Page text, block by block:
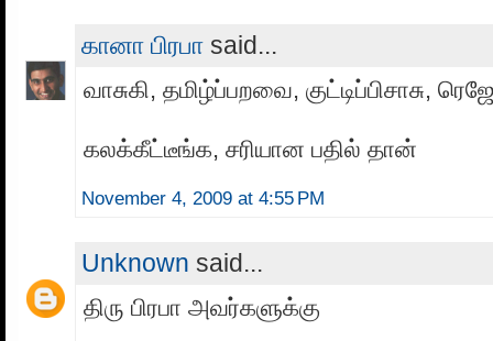
கானா பிரபா said...
வாசுகி, தமிழ்ப்பறவை, குட்டிப்பிசாசு,
கலக்கீட்டீங்க, சரியான பதில் தான்
November 4, 2009 at 4:55 PM
Unknown said...
திரு பிரபா அவர்களுக்கு